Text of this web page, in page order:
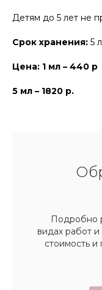
Детям до 5 лет не
Срок хранения: 5
Цена: 1 мл – 440 р
5 мл – 1820 р.
Подробно
видах работ и
стоимость